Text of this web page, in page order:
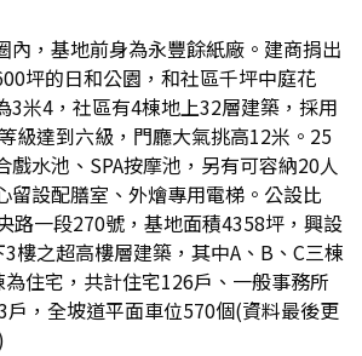
內，基地前身為永豐餘紙廠。建商捐出
坪的日和公園，和社區千坪中庭花
3米4，社區有4棟地上32層建築，採用
級達到六級，門廳大氣挑高12米。25
戲水池、SPA按摩池，另有可容納20人
留設配膳室、外燴專用電梯。公設比
路一段270號，基地面積4358坪，興設
樓之超高樓層建築，其中A、B、C三棟
住宅，共計住宅126戶、一般事務所
，全坡道平面車位570個(資料最後更